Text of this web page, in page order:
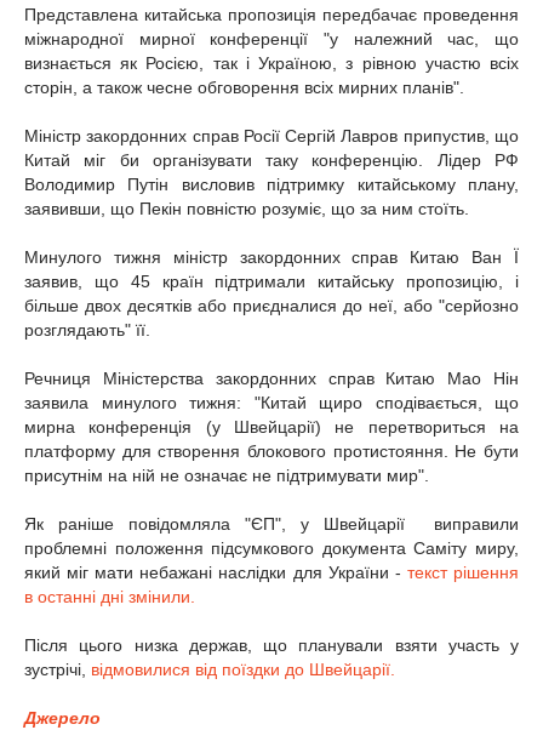
Представлена китайська пропозиція передбачає проведення
міжнародної мирної конференції "у належний час, що
визнається як Росією, так і Україною, з рівною участю всіх
сторін, а також чесне обговорення всіх мирних планів".
Міністр закордонних справ Росії Сергій Лавров припустив, що
Китай міг би організувати таку конференцію. Лідер РФ
Володимир Путін висловив підтримку китайському плану,
заявивши, що Пекін повністю розуміє, що за ним стоїть.
Минулого тижня міністр закордонних справ Китаю Ван Ї
заявив, що 45 країн підтримали китайську пропозицію, і
більше двох десятків або приєдналися до неї, або "серйозно
розглядають" її.
Речниця Міністерства закордонних справ Китаю Мао Нін
заявила минулого тижня: "Китай щиро сподівається, що
мирна конференція (у Швейцарії) не перетвориться на
платформу для створення блокового протистояння. Не бути
присутнім на ній не означає не підтримувати мир".
Як раніше повідомляла "ЄП", у Швейцарії виправили
проблемні положення підсумкового документа Саміту миру,
який міг мати небажані наслідки для України - текст рішення
в останні дні змінили.
Після цього низка держав, що планували взяти участь у
зустрічі, відмовилися від поїздки до Швейцарії.
Джерело